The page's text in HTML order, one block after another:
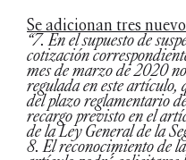
Se adicionan tres
“7. En el supuesto de
cotización
mes de marzo de 2020
regulada en este artículo,
del plazo reglamentario
recargo previsto en el
de la Ley General de la
8. El reconocimiento de